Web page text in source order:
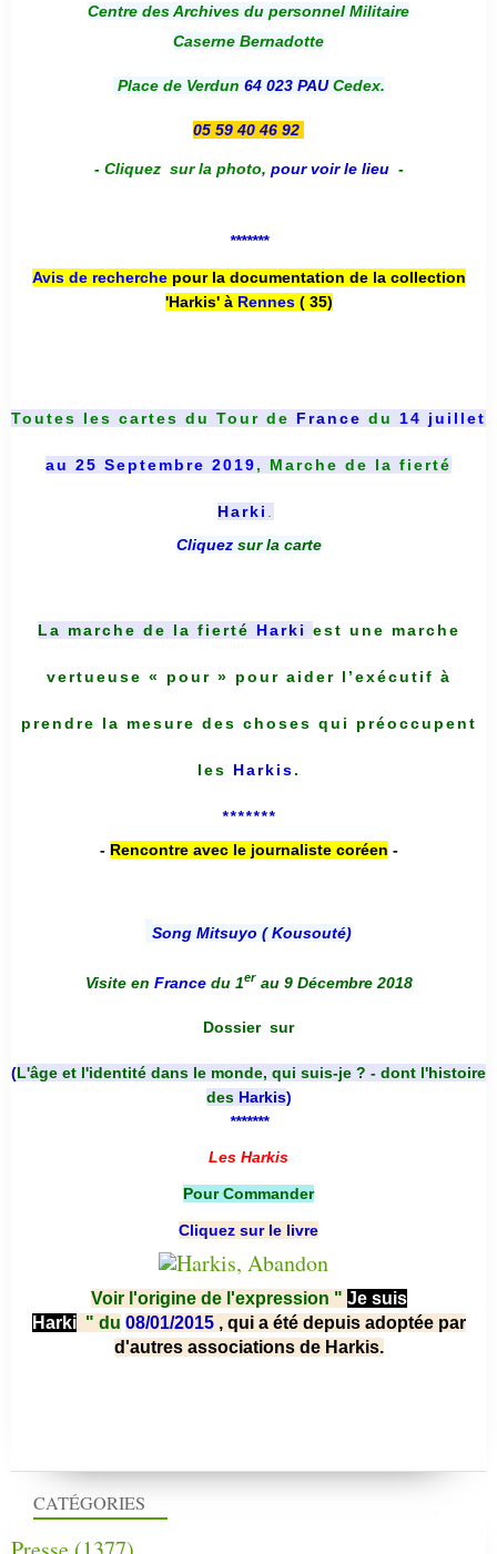
CATÉGORIES
Centre des Archives du personnel Militaire
Caserne Bernadotte
Place de Verdun 64 023 PAUCedex.
05 59 40 46 92
- Cliquez sur la photo, pour voir le lieu -
*******
Avis de recherche pour la documentation de la collection
'Harkis' à Rennes( 35)
Toutes les cartes du Tour de France du 14 juillet
au 25 Septembre 2019, Marche de la fierté
Harki
Cliquez sur la carte
La marche de la fierté Harki est une marche
vertueuse « pour » pour aider l’exécutif à
prendre la mesure des choses qui préoccupent
les Harkis.
*******
- Rencontre avec le journaliste coréen -
Song Mitsuyo ( Kousouté)
Visite en France du 1er au 9 Décembre 2018
Dossier sur
(L'âge et l'identité dans le monde, qui suis-je ? - dont l'histoire
des Harkis)
*******
Les Harkis
Pour Commander
Cliquez sur le livre
Voir l'origine de l'expression " Je suis
Harki " du 08/01/2015 , qui a été depuis adoptée par
d'autres associations de Harkis.